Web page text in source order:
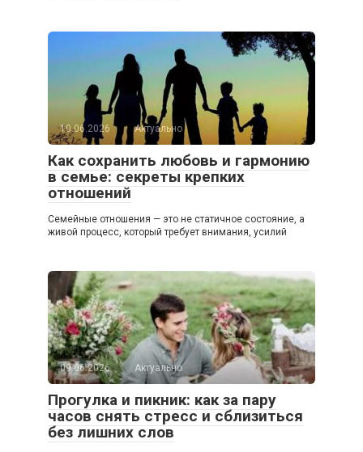
10.06.2026 Актуально
Как сохранить любовь и гармонию
в семье: секреты крепких
отношений
Семейные отношения — это не статичное состояние, а
живой процесс, который требует внимания, усилий
09.06.2026 Актуально
Прогулка и пикник: как за пару
часов снять стресс и сблизиться
без лишних слов